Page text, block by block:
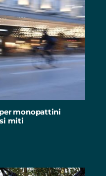
monopattini
miti